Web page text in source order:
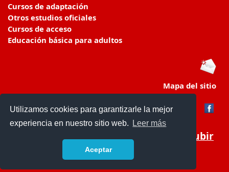
Utilizamos cookies para garantizarle la mejor
experiencia en nuestro sitio web.
Leer más
Aceptar
Cursos de adaptación
Otros estudios oficiales
Cursos de acceso
Educación básica para adultos
Mapa del sitio
Subir